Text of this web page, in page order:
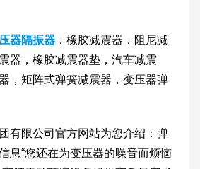
器隔振器 ，橡胶减震器，阻尼减
器，橡胶减震器垫，汽车减震
，矩阵式弹簧减震器，变压器弹
有限公司官方网站为您介绍：弹
息“您还在为变压器的噪音而烦恼